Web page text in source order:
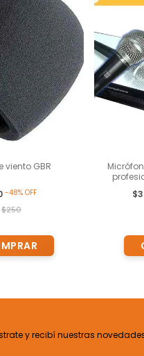
viento GBR
-48% OFF
$250
y recibí nuestras